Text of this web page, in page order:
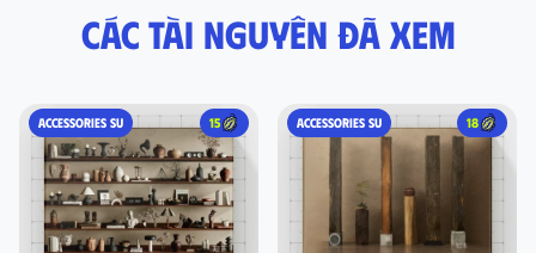
Các tài nguyên đã xem
ACCESSORIES SU 15 ACCESSORIES SU 18